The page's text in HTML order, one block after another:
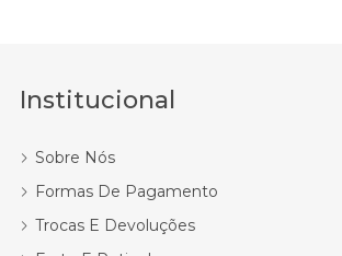
Institucional
Sobre Nós
Formas De Pagamento
Trocas E Devoluções